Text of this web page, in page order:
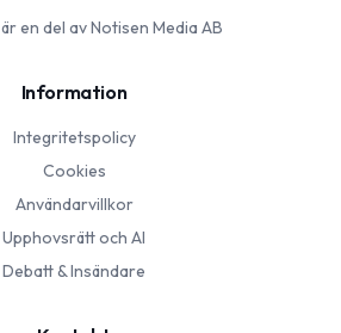
är en del av Notisen Media AB
Information
Integritetspolicy
Cookies
Användarvillkor
Upphovsrätt och AI
Debatt & Insändare